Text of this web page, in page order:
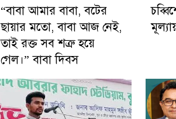
“বাবা আমার বাবা, বটের
ছায়ার মতো, বাবা আজ নেই,
তাই রক্ত সব শত্রু হয়ে
গেল।” বাবা দিবস